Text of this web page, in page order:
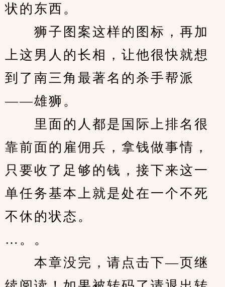
状的东西。
狮子图案这样的图标，再加
上这男人的长相，让他很快就想
到了南三角最著名的杀手帮派
——雄狮。
里面的人都是国际上排名很
靠前面的雇佣兵，拿钱做事情，
只要收了足够的钱，接下来这一
单任务基本上就是处在一个不死
不休的状态。
…。。
本章没完，请点击下—页继